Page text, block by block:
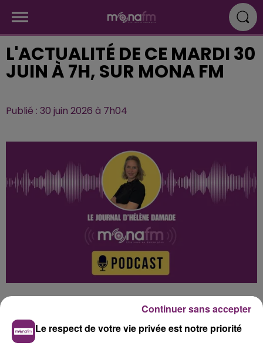
L'ACTUALITÉ DE CE MARDI 30
JUIN À 7H, SUR MONA FM
Publié : 30 juin 2026 à 7h04
Le respect de votre vie privée est notre priorité
Continuer sans accepter